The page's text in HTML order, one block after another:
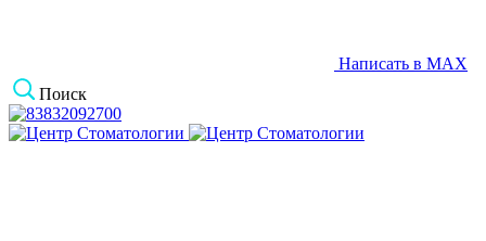
Написать в MAX
Поиск